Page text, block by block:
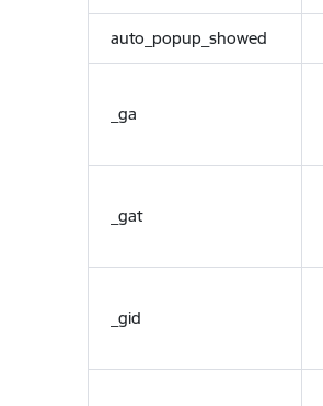
auto_popup_showed
_ga
_gat
_gid